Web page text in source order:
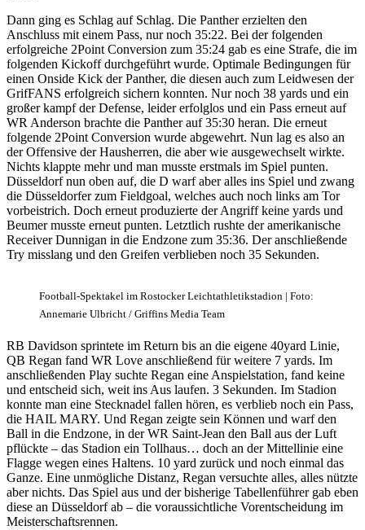
Dann ging es Schlag auf Schlag. Die Panther erzielten den
Anschluss mit einem Pass, nur noch 35:22. Bei der folgenden
erfolgreiche 2Point Conversion zum 35:24 gab es eine Strafe, die im
folgenden Kickoff durchgeführt wurde. Optimale Bedingungen für
einen Onside Kick der Panther, die diesen auch zum Leidwesen der
GrifFANS erfolgreich sichern konnten. Nur noch 38 yards und ein
großer kampf der Defense, leider erfolglos und ein Pass erneut auf
WR Anderson brachte die Panther auf 35:30 heran. Die erneut
folgende 2Point Conversion wurde abgewehrt. Nun lag es also an
der Offensive der Hausherren, die aber wie ausgewechselt wirkte.
Nichts klappte mehr und man musste erstmals im Spiel punten.
Düsseldorf nun oben auf, die D warf aber alles ins Spiel und zwang
die Düsseldorfer zum Fieldgoal, welches auch noch links am Tor
vorbeistrich. Doch erneut produzierte der Angriff keine yards und
Beumer musste erneut punten. Letztlich rushte der amerikanische
Receiver Dunnigan in die Endzone zum 35:36. Der anschließende
Try misslang und den Greifen verblieben noch 35 Sekunden.
Football-Spektakel im Rostocker Leichtathletikstadion | Foto:
Annemarie Ulbricht / Griffins Media Team
RB Davidson sprintete im Return bis an die eigene 40yard Linie,
QB Regan fand WR Love anschließend für weitere 7 yards. Im
anschließenden Play suchte Regan eine Anspielstation, fand keine
und entscheid sich, weit ins Aus laufen. 3 Sekunden. Im Stadion
konnte man eine Stecknadel fallen hören, es verblieb noch ein Pass,
die HAIL MARY. Und Regan zeigte sein Können und warf den
Ball in die Endzone, in der WR Saint-Jean den Ball aus der Luft
pflückte – das Stadion ein Tollhaus… doch an der Mittellinie eine
Flagge wegen eines Haltens. 10 yard zurück und noch einmal das
Ganze. Eine unmögliche Distanz, Regan versuchte alles, alles nützte
aber nichts. Das Spiel aus und der bisherige Tabellenführer gab eben
diese an Düsseldorf ab – die voraussichtliche Vorentscheidung im
Meisterschaftsrennen.